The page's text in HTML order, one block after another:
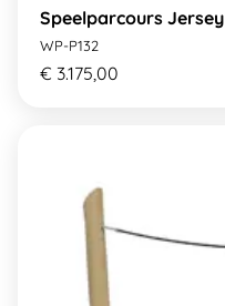
Speelparcours Jersey
WP-P132
€ 3.175,00